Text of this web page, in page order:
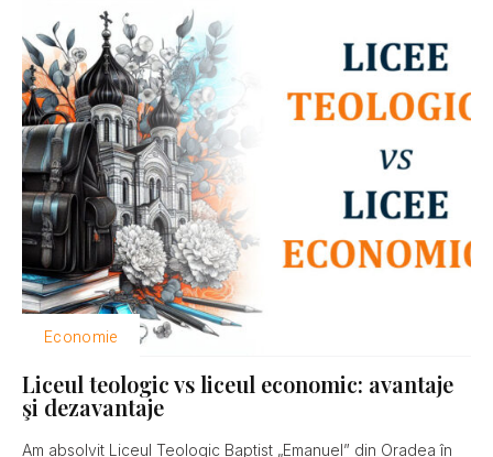
Economie
Liceul teologic vs liceul economic: avantaje
şi dezavantaje
Am absolvit Liceul Teologic Baptist „Emanuel” din Oradea în